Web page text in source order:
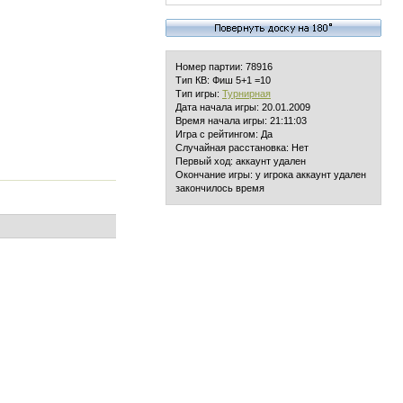
Номер партии: 78916
Тип КВ: Фиш 5+1 =10
Тип игры: Турнирная
Дата начала игры: 20.01.2009
Время начала игры: 21:11:03
Игра с рейтингом: Да
Случайная расстановка: Нет
Первый ход: аккаунт удален
Окончание игры: у игрока аккаунт удален
закончилось время